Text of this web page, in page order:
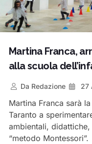
100 NOTIZIE, TG H
Martina Franca,
alla scuola
Da Redazione 27
Martina Franca sarà
Taranto a
ambientali,
“metodo Montessori”.